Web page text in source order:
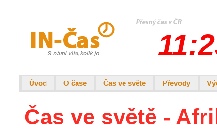
Úvod O čase Čas ve světe Převody
Čas ve světě -